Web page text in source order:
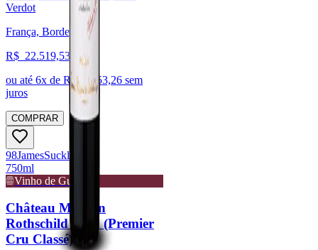
Verdot
França, Bordeaux
R$ 22.519,53
ou até 6x de R$ 3.753,26 sem
juros
COMPRAR
98JamesSuckling
750ml
Vinho de Guarda
Château Mouton
Rothschild 2021 (Premier
Cru Classé)